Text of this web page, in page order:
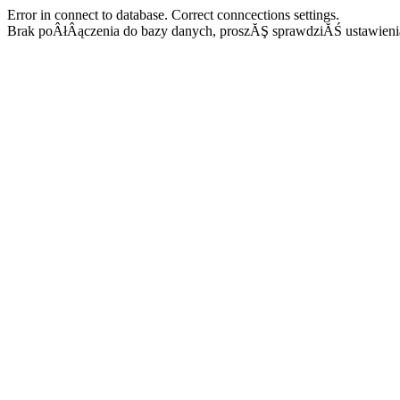
Error in connect to database. Correct conncections settings.
Brak poÂłÂączenia do bazy danych, proszĂŞ sprawdziĂŚ